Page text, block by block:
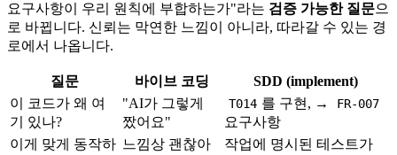
요구사항이 우리 원칙에 부합하는가"라는 검증 가능한 질문으
로 바뀝니다. 신뢰는 막연한 느낌이 아니라, 따라갈 수 있는 경
로에서 나옵니다.
질문 바이브 코딩
SDD (implement)
이 코드가 왜 여
기 있나?
"AI가 그렇게
짰어요"
T014 를 구현, → FR-007
요구사항
이게 맞게 동작하 느낌상 괜찮아
작업에 명시된 테스트가